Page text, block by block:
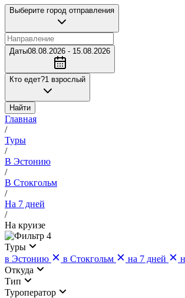
Выберите город отправления
Даты08.08.2026 - 15.08.2026
Кто едет?1 взрослый
Найти
Главная
/
Туры
/
В Эстонию
/
В Стокгольм
/
На 7 дней
/
На круизе
4
Туры
в Эстонию
в Стокгольм на 7 дней
Откуда
Тип
Туроператор